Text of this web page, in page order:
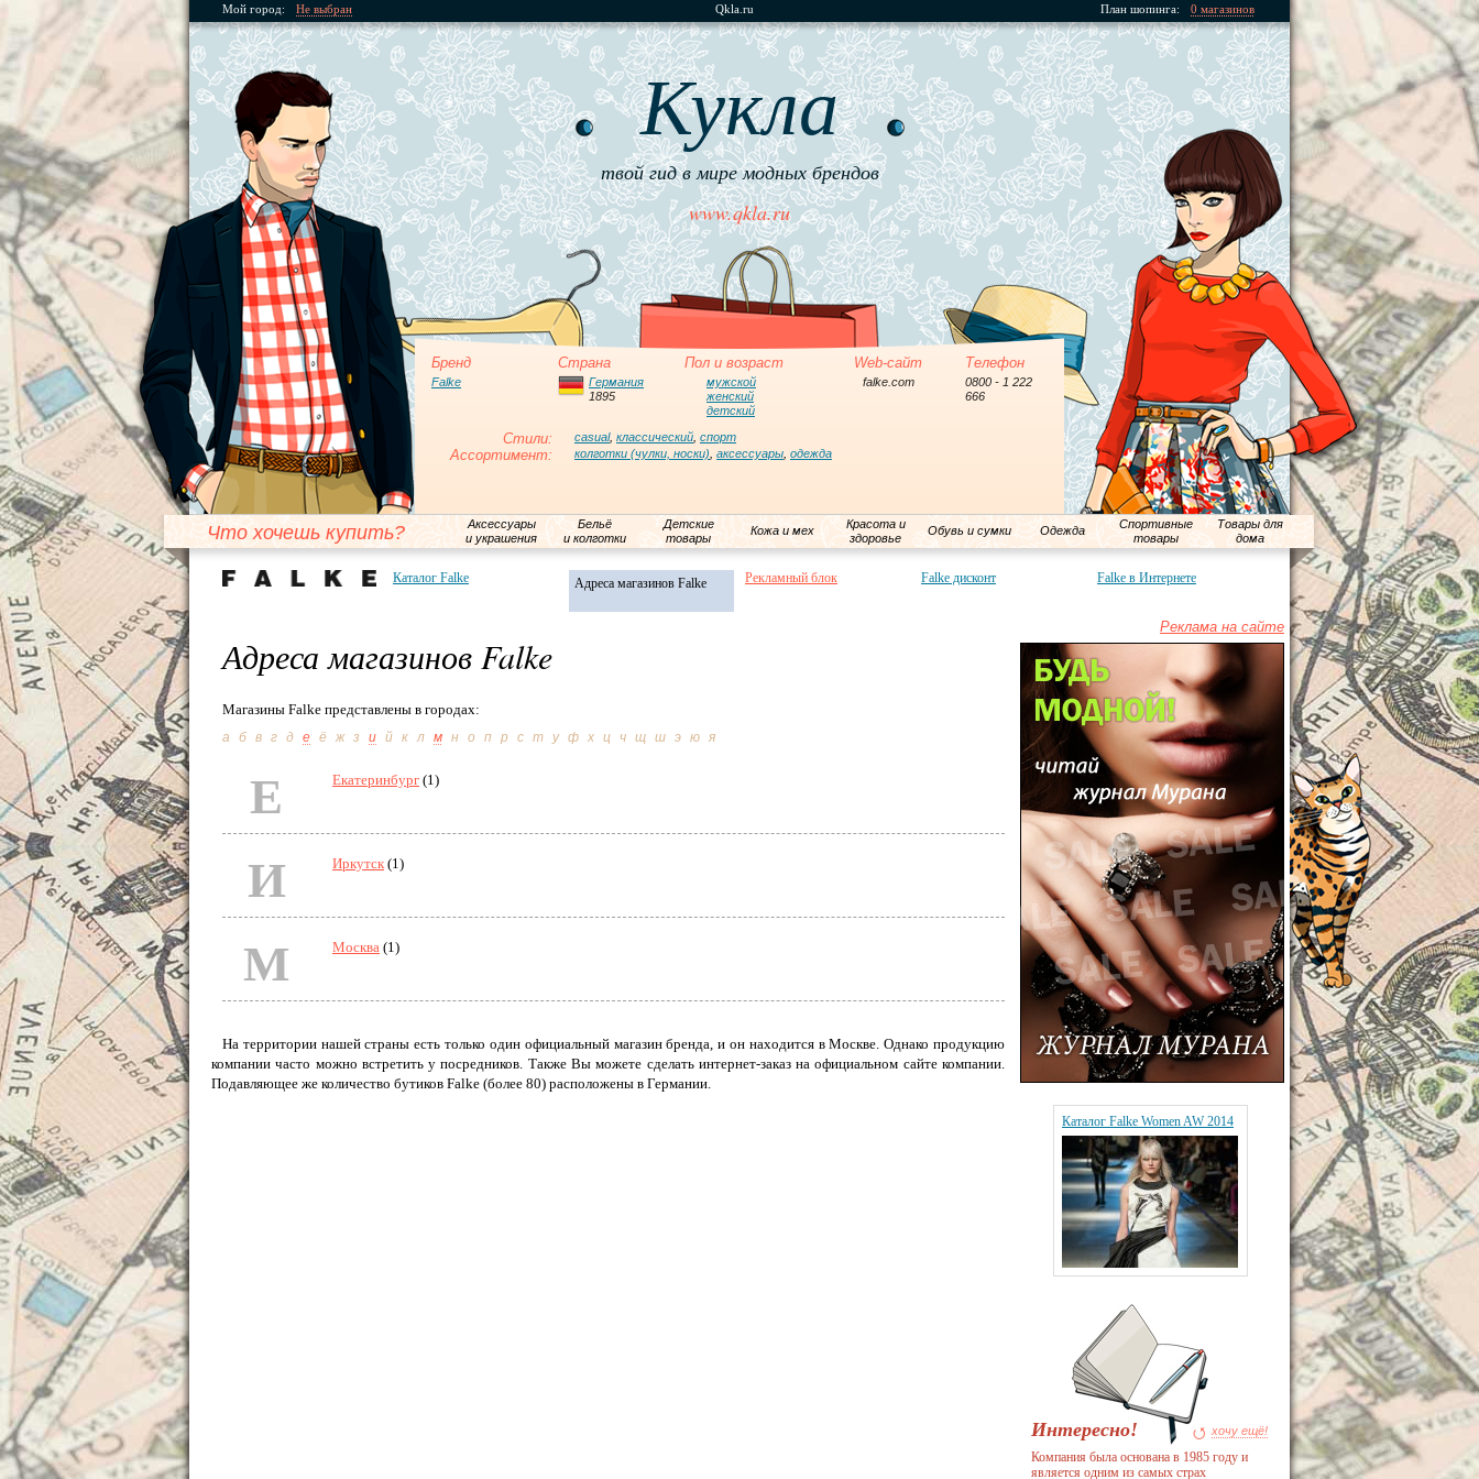
Мой город: Не выбран Qkla.ru План шопинга: 0 магазинов
Кукла
твой гид в мире модных брендов
www.qkla.ru
Бренд Страна Пол и возраст Web-сайт Телефон
Falke
Германия
1895
мужской
женский
детский
falke.com
0800 - 1 222
666
Стили: casual, классический спорт
Ассортимент: колготки (чулки, носки) аксессуары одежда
Что хочешь купить?
Аксессуары
и украшения
Бельё
и колготки
Детские
товары
Кожа и мех
Красота и
здоровье
Обувь и сумки Одежда
Спортивные
товары
Товары для
дома
Каталог Falke Адреса магазинов Falke Рекламный блок Falke дисконт Falke в Интернете
Адреса магазинов Falke
Магазины Falke представлены в городах:
а б в г д е ё ж з и й к л м н о п р с т у ф х ц ч щ ш э ю я
Е Екатеринбург (1)
И Иркутск (1)
М Москва (1)
На территории нашей страны есть только один официальный магазин бренда, и он находится в Москве. Однако продукцию
компании часто можно встретить у посредников. Также Вы можете сделать интернет-заказ на официальном сайте компании.
Подавляющее же количество бутиков Falke (более 80) расположены в Германии.
Реклама на сайте
Каталог Falke Women AW 2014
Интересно! хочу ещё!
Компания была основана в 1985 году и
является одним из самых страх